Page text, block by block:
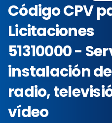
Código CPV
Licitaciones
51310000 -
instalación
radio,
vídeo